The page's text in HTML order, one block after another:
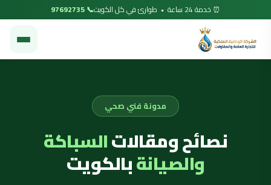
⏰ خدمة 24 ساعة • طوارئ في كل الكويت 📞 97692735
مدونة فني صحي
نصائح ومقالاتالسباكة
والصيانةبالكويت